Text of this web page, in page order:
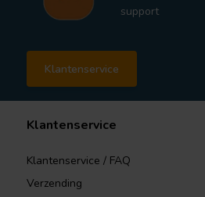
support
Klantenservice
Klantenservice
Klantenservice / FAQ
Verzending